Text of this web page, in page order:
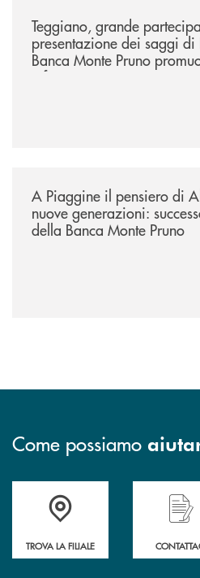
Teggiano, grande
presentazione dei saggi
Banca Monte Pruno
e futuro
A Piaggine il pensiero di
nuove generazioni:
della Banca Monte Pruno
Come possiamo
Accedi all' elenco completo&nbsp;
TROVA LA FILIALE
Hai